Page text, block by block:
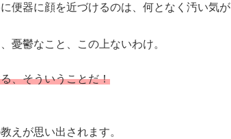
便器に顔を近づけるのは、何となく汚い気が
憂鬱なこと、この上ないわけ。
、そういうことだ！
えが思い出されます。